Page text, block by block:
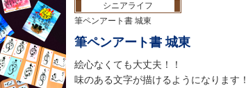
シニアライフ
筆ペンアート書 城東
筆ペンアート書 城東
絵心なくても大丈夫！！
味のある文字が描けるようになります！